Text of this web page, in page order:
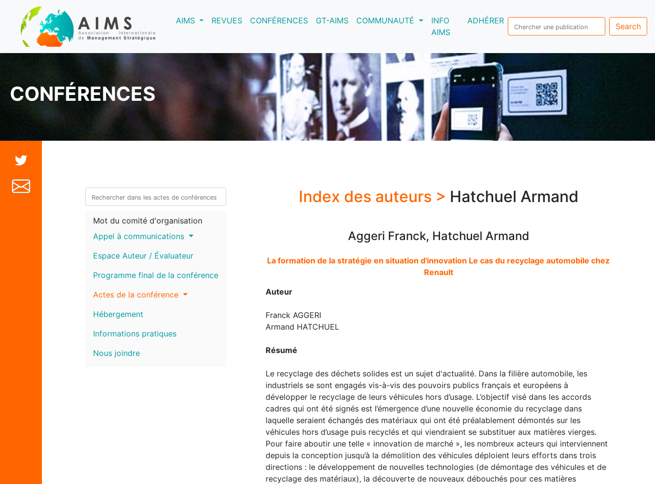
AIMS(current)REVUES CONFÉRENCES GT-AIMS COMMUNAUTÉ
INFO
AIMS
ADHÉRER
Search
CONFÉRENCES
Mot du comité d'organisation
Appel à communications
Espace Auteur / Évaluateur
Programme final de la conférence
Actes de la conférence
Hébergement
Informations pratiques
Nous joindre
Index des auteurs > Hatchuel Armand
Aggeri Franck, Hatchuel Armand
La formation de la stratégie en situation d'innovation Le cas du recyclage automobile chez
Renault
Auteur
Franck AGGERI
Armand HATCHUEL
Résumé
Le recyclage des déchets solides est un sujet d'actualité. Dans la filière automobile, les
industriels se sont engagés vis-à-vis des pouvoirs publics français et européens à
développer le recyclage de leurs véhicules hors d’usage. L’objectif visé dans les accords
cadres qui ont été signés est l’émergence d’une nouvelle économie du recyclage dans
laquelle seraient échangés des matériaux qui ont été préalablement démontés sur les
véhicules hors d’usage puis recyclés et qui viendraient se substituer aux matières vierges.
Pour faire aboutir une telle « innovation de marché », les nombreux acteurs qui interviennent
depuis la conception jusqu’à la démolition des véhicules déploient leurs efforts dans trois
directions : le développement de nouvelles technologies (de démontage des véhicules et de
recyclage des matériaux), la découverte de nouveaux débouchés pour ces matières